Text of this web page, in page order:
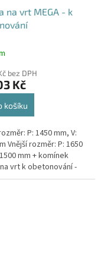
na vrt MEGA - k
bez DPH
Kč
košíku
P: 1450 mm, V:
Vnější rozměr: P: 1650
mm + komínek
vrt k obetonování -
pod parkovací stání,